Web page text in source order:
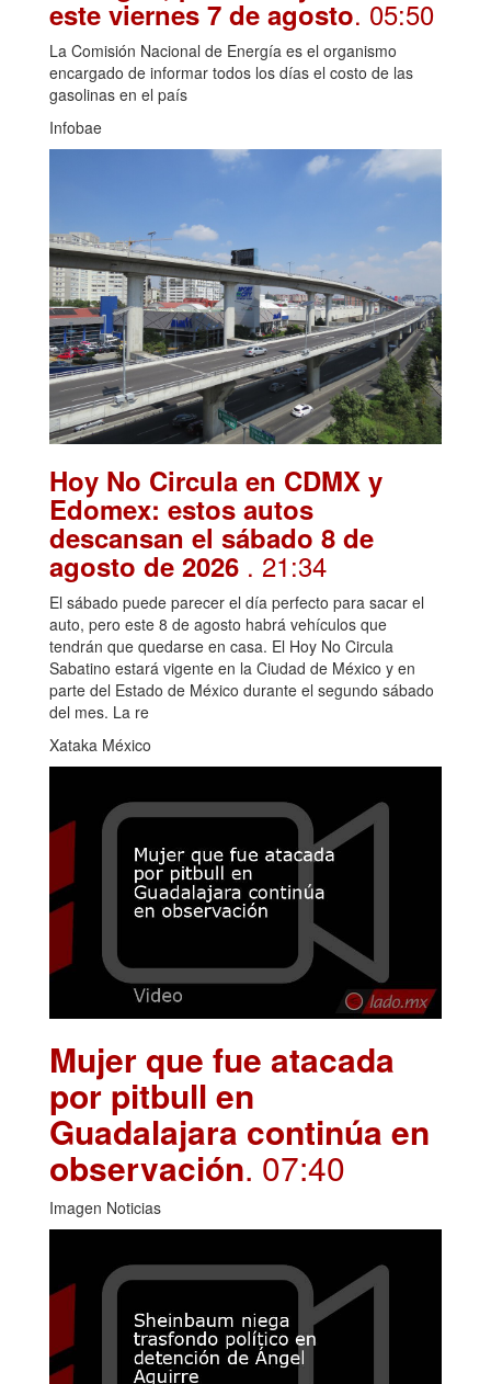
este viernes 7 de agosto. 05:50
La Comisión Nacional de Energía es el organismo
encargado de informar todos los días el costo de las
gasolinas en el país
Infobae
Hoy No Circula en CDMX y
Edomex: estos autos
descansan el sábado 8 de
agosto de 2026 . 21:34
El sábado puede parecer el día perfecto para sacar el
auto, pero este 8 de agosto habrá vehículos que
tendrán que quedarse en casa. El Hoy No Circula
Sabatino estará vigente en la Ciudad de México y en
parte del Estado de México durante el segundo sábado
del mes. La re
Xataka México
Mujer que fue atacada
por pitbull en
Guadalajara continúa en
observación. 07:40
Imagen Noticias